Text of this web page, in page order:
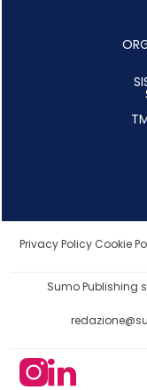
Privacy Policy Cookie
Sumo Publishing